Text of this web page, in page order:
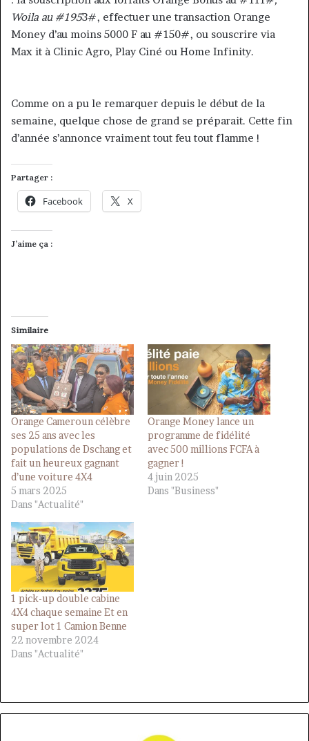
Woila au #1953#, effectuer une transaction Orange
Money d’au moins 5000 F au #150#, ou souscrire via
Max it à Clinic Agro, Play Ciné ou Home Infinity.
Comme on a pu le remarquer depuis le début de la
semaine, quelque chose de grand se préparait. Cette fin
d’année s’annonce vraiment tout feu tout flamme !
Partager :
Facebook X
J’aime ça :
Similaire
Orange Cameroun célèbre
ses 25 ans avec les
populations de Dschang et
fait un heureux gagnant
d’une voiture 4X4
5 mars 2025
Dans "Actualité"
Orange Money lance un
programme de fidélité
avec 500 millions FCFA à
gagner !
4 juin 2025
Dans "Business"
1 pick-up double cabine
4X4 chaque semaine Et en
super lot 1 Camion Benne
22 novembre 2024
Dans "Actualité"